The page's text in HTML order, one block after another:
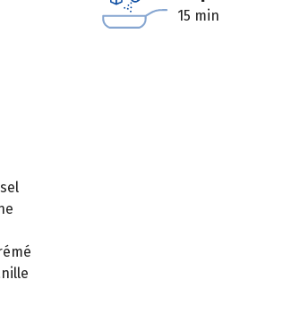
15 min